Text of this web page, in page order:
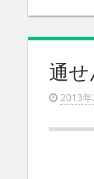
通せ
2013